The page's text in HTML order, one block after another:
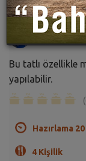
Kıtır Elma
Sahrap
Bu tatlı özellikle
yapılabilir.
Hazırlama
4 Kişilik